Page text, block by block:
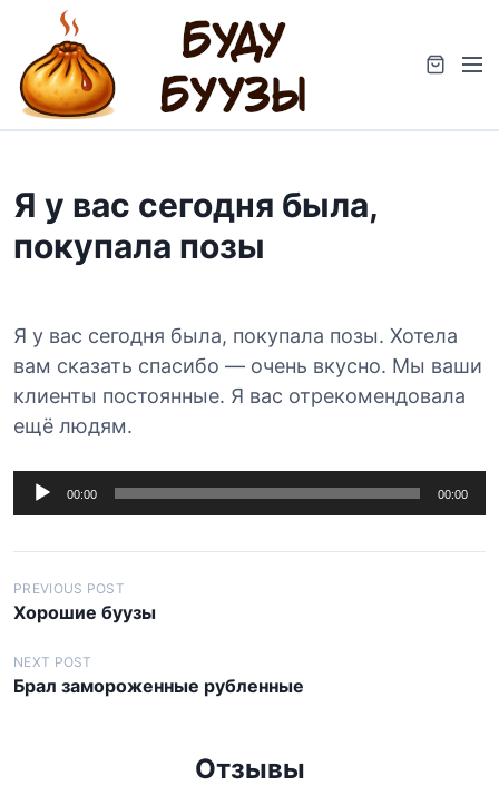
M
Я у вас сегодня была,
покупала позы
Я у вас сегодня была, покупала позы. Хотела
вам сказать спасибо — очень вкусно. Мы ваши
клиенты постоянные. Я вас отрекомендовала
ещё людям.
у
о
л
е
00:00 00:00
Н
а
в
и
PREVIOUS POST
Хорошие буузы
NEXT POST
Брал замороженные рубленные
Отзывы